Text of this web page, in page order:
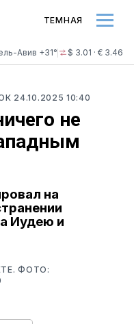
Авив +31° $ 3.01 · € 3.46
ТЕМНАЯ
24.10.2025 10:40
не
на
Иудею и
ФОТО: